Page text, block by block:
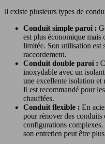
Il existe plusieurs types de
Conduit simple paroi :
est plus économique
limitée. Son utilisation est
raccordement.
Conduit double paroi :
inoxydable avec un
une excellente isolation et
Il est recommandé pour
chauffées.
Conduit flexible : En
pour rénover des conduits
configurations complexes.
son entretien peut être